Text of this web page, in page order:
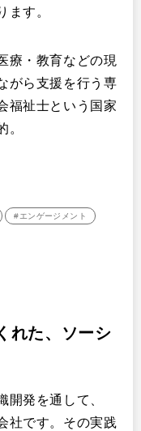
ます。
療・教育などの現
がら支援を行う専
福祉士という国家
。
#エンゲージメント
れた、ソーシ
開発を通して、
社です。その実践